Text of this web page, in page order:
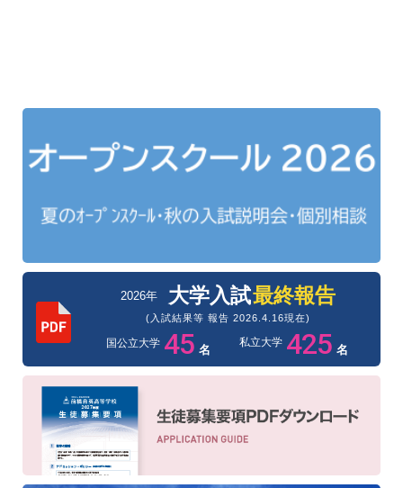
2026年 大学入試最終報告
(入試結果等 報告 2026.4.16現在)
国公立大学 45 名
私立大学 425 名